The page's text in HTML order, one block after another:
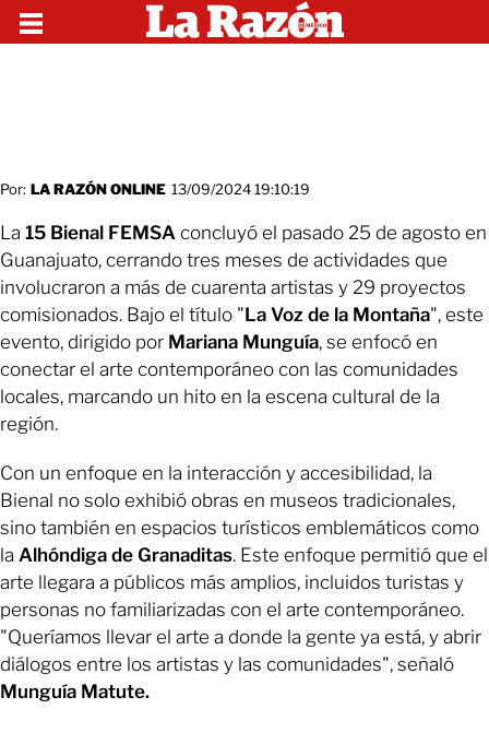
Por: LA RAZÓN ONLINE 13/09/2024 19:10:19
La 15 Bienal FEMSA concluyó el pasado 25 de agosto en
Guanajuato, cerrando tres meses de actividades que
involucraron a más de cuarenta artistas y 29 proyectos
comisionados. Bajo el título "La Voz de la Montaña", este
evento, dirigido por Mariana Munguía, se enfocó en
conectar el arte contemporáneo con las comunidades
locales, marcando un hito en la escena cultural de la
región.
Con un enfoque en la interacción y accesibilidad, la
Bienal no solo exhibió obras en museos tradicionales,
sino también en espacios turísticos emblemáticos como
la Alhóndiga de Granaditas. Este enfoque permitió que el
arte llegara a públicos más amplios, incluidos turistas y
personas no familiarizadas con el arte contemporáneo.
"Queríamos llevar el arte a donde la gente ya está, y abrir
diálogos entre los artistas y las comunidades", señaló
Munguía Matute.